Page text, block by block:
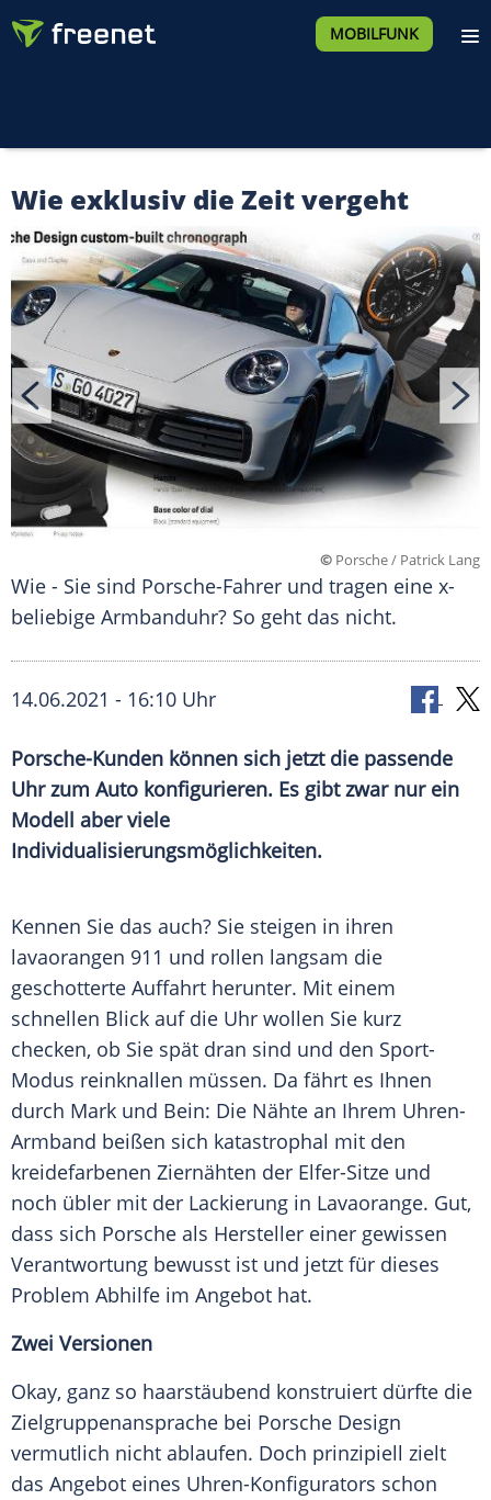
MOBILFUNK
Wie exklusiv die Zeit vergeht
© Porsche / Patrick Lang
Wie - Sie sind Porsche-Fahrer und tragen eine x-
beliebige Armbanduhr? So geht das nicht.
14.06.2021 - 16:10 Uhr
Porsche-Kunden können sich jetzt die passende
Uhr zum Auto konfigurieren. Es gibt zwar nur ein
Modell aber viele
Individualisierungsmöglichkeiten.
Kennen Sie das auch? Sie steigen in ihren
lavaorangen 911 und rollen langsam die
geschotterte Auffahrt herunter. Mit einem
schnellen Blick auf die Uhr wollen Sie kurz
checken, ob Sie spät dran sind und den Sport-
Modus reinknallen müssen. Da fährt es Ihnen
durch Mark und Bein: Die Nähte an Ihrem Uhren-
Armband beißen sich katastrophal mit den
kreidefarbenen Ziernähten der Elfer-Sitze und
noch übler mit der Lackierung in Lavaorange. Gut,
dass sich Porsche als Hersteller einer gewissen
Verantwortung bewusst ist und jetzt für dieses
Problem Abhilfe im Angebot hat.
Zwei Versionen
Okay, ganz so haarstäubend konstruiert dürfte die
Zielgruppenansprache bei Porsche Design
vermutlich nicht ablaufen. Doch prinzipiell zielt
das Angebot eines Uhren-Konfigurators schon